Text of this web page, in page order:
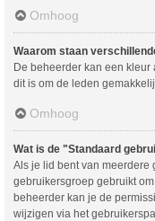
Omhoog
Waarom staan
De beheerder kan een kleur
dit is om de leden
Omhoog
Wat is de "Standaard
Als je lid bent van meerdere
gebruikersgroep gebruikt
beheerder kan je de
wijzigen via het